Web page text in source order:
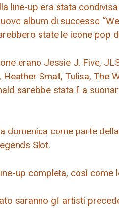
line-up era stata
album di successo
state le icone pop
erano Jessie J, Five,
Heather Small, Tulisa, The
sarebbe stata lì a
domenica come parte
Slot.
up completa, così come
saranno gli artisti